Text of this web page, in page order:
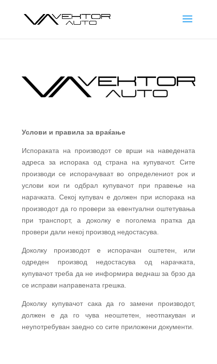
Услови и правила за враќање
Испораката на производот се врши на наведената
адреса за испорака од страна на купувачот. Сите
производи се испорачуваат во определениот рок и
услови кои ги одбрал купувачот при правење на
нарачката. Секој купувач е должен при испорака на
производот да го провери за евентуални оштетувања
при транспорт, а доколку е поголема пратка да
провери дали некој производ недостасува.
Доколку производот е испорачан оштетен, или
одреден производ недостасува од нарачката,
купувачот треба да не информира веднаш за брзо да
се исправи направената грешка.
Доколку купувачот сака да го замени производот,
должен е да го чува неоштетен, неотпакуван и
неупотребуван заедно со сите приложени документи.